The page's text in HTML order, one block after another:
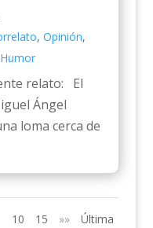
, Opinión,
relato: El
Ángel
loma cerca de
10 15 »» Última